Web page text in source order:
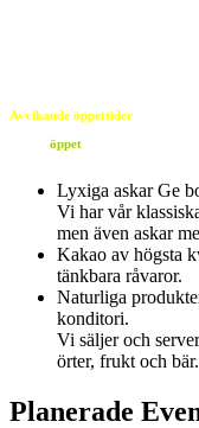
Avvikande öppettider
öppet
Lyxiga askarGe
Vi har vår
men även askar
Kakao av högsta
tänkbara råvaror.
Naturliga
konditori.
Vi säljer och
örter, frukt och bär.
Planerade